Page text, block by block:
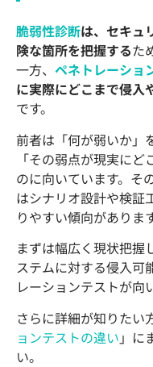
脆弱性診断は、セキュ
険な箇所を把握するた
一方、 ペネトレーショ
に実際にどこまで侵入
です。
前者は「何が弱いか」
「その弱点が現実に
のに向いています。そ
はシナリオ設計や検証
りやすい傾向があります
まずは幅広く現状把握
ステムに対する侵入可
レーションテストが向
さらに詳細が知りたい
ョンテストの違い 」に
い。